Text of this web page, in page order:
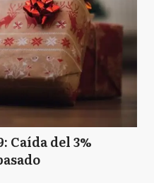
Caída del 3%